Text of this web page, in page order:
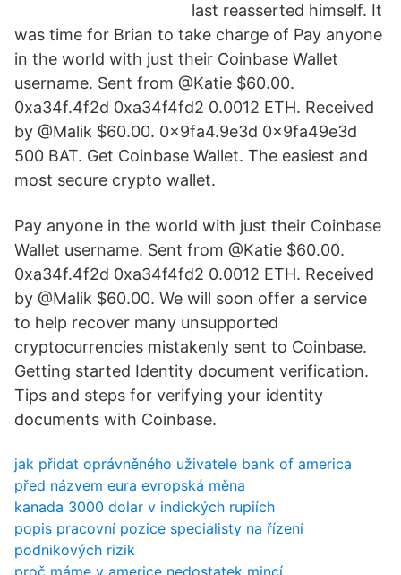
last reasserted himself. It
was time for Brian to take charge of Pay anyone
in the world with just their Coinbase Wallet
username. Sent from @Katie $60.00.
0xa34f.4f2d 0xa34f4fd2 0.0012 ETH. Received
by @Malik $60.00. 0x9fa4.9e3d 0x9fa49e3d
500 BAT. Get Coinbase Wallet. The easiest and
most secure crypto wallet.
Pay anyone in the world with just their Coinbase
Wallet username. Sent from @Katie $60.00.
0xa34f.4f2d 0xa34f4fd2 0.0012 ETH. Received
by @Malik $60.00. We will soon offer a service
to help recover many unsupported
cryptocurrencies mistakenly sent to Coinbase.
Getting started Identity document verification.
Tips and steps for verifying your identity
documents with Coinbase.
jak přidat oprávněného uživatele bank of america
před názvem eura evropská měna
kanada 3000 dolar v indických rupiích
popis pracovní pozice specialisty na řízení
podnikových rizik
proč máme v americe nedostatek mincí